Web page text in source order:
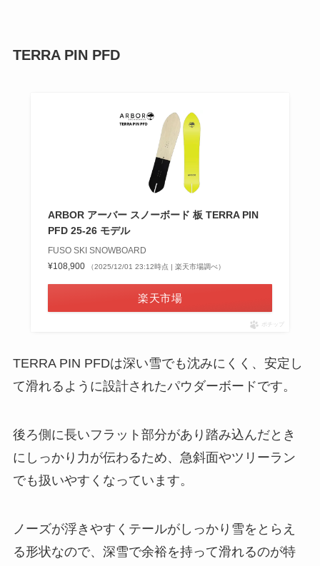
TERRA PIN PFD
ARBOR アーバー スノーボード 板 TERRA PIN
PFD 25-26 モデル
FUSO SKI SNOWBOARD
¥108,900
（2025/12/01 23:12時点 | 楽天市場調べ）
楽天市場
ポチップ
TERRA PIN PFDは深い雪でも沈みにくく、安定し
て滑れるように設計されたパウダーボードです。
後ろ側に長いフラット部分があり踏み込んだとき
にしっかり力が伝わるため、急斜面やツリーラン
でも扱いやすくなっています。
ノーズが浮きやすくテールがしっかり雪をとらえ
る形状なので、深雪で余裕を持って滑れるのが特